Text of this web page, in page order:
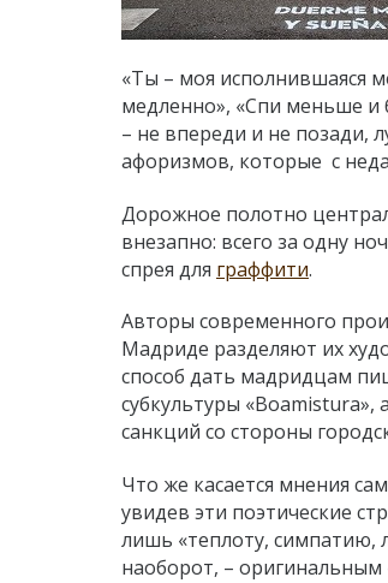
«Ты – моя исполнившаяся
медленно», «Спи меньше и
– не впереди и не позади,
афоризмов, которые с
Дорожное полотно
внезапно: всего за одну
спрея для граффити.
Авторы современного
Мадриде разделяют их
способ дать мадридцам
субкультуры «Boamistura»,
санкций со стороны
Что же касается мнения
увидев эти поэтические
лишь «теплоту, симпатию,
наоборот, –